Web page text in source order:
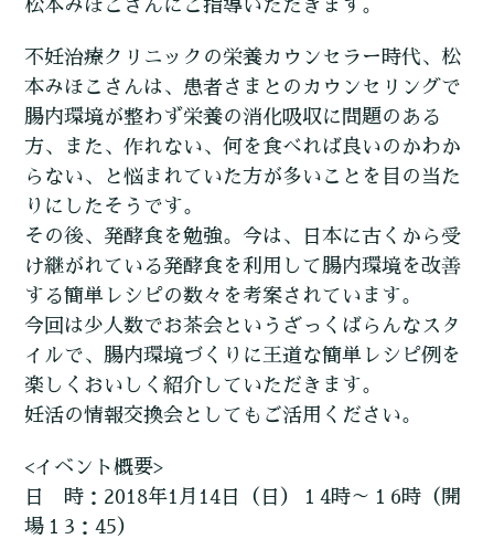
松本みほこさんにご指導いただきます。
不妊治療クリニックの栄養カウンセラー時代、松
本みほこさんは、患者さまとのカウンセリングで
腸内環境が整わず栄養の消化吸収に問題のある
方、また、作れない、何を食べれば良いのかわか
らない、と悩まれていた方が多いことを目の当た
りにしたそうです。
その後、発酵食を勉強。今は、日本に古くから受
け継がれている発酵食を利用して腸内環境を改善
する簡単レシピの数々を考案されています。
今回は少人数でお茶会というざっくばらんなスタ
イルで、腸内環境づくりに王道な簡単レシピ例を
楽しくおいしく紹介していただきます。
妊活の情報交換会としてもご活用ください。
<イベント概要>
日 時：2018年1月14日（日）１4時～１6時（開
場１3：45）